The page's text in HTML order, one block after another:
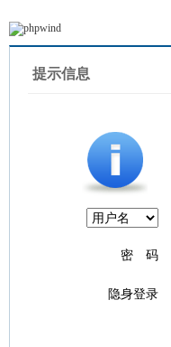
提示信息
密 码
隐身登录